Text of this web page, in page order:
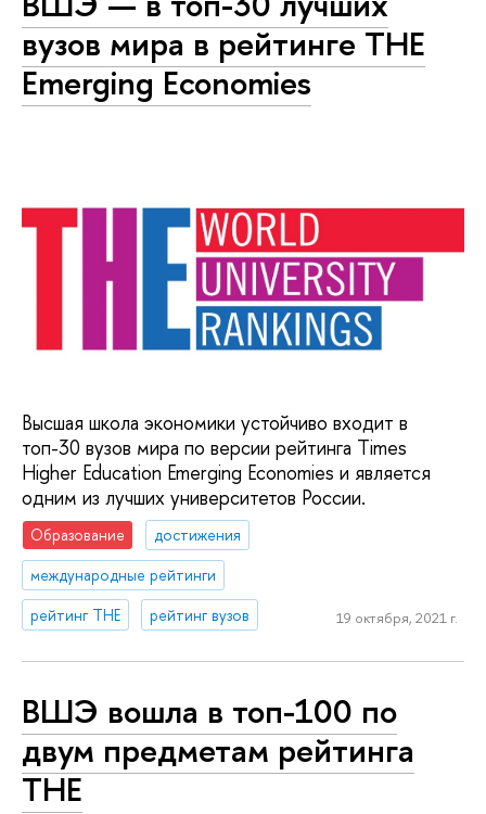
вузов мира в рейтинге THE
Emerging Economies
Высшая школа экономики устойчиво входит в
топ-30 вузов мира по версии рейтинга Times
Higher Education Emerging Economies и является
одним из лучших университетов России.
Образование
достижения
международные рейтинги
рейтинг THE
рейтинг вузов 19 октября, 2021 г.
ВШЭ вошла в топ-100 по
двум предметам рейтинга
ТНЕ